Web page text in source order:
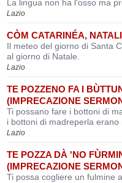
La lingua non ha l'osso ma
Lazio
CÒM CATARINÉA,
Il meteo del giorno di Santa
al giorno di Natale.
Lazio
TE POZZENO FA I
(IMPRECAZIONE
Ti possano fare i bottoni di
i bottoni di madreperla erano
Lazio
TE POZZA DÀ 'NO
(IMPRECAZIONE
Ti possa cogliere un fulmine